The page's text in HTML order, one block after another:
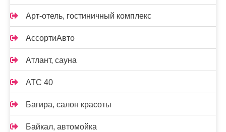
Арт-отель, гостиничный комплекс
АссортиАвто
Атлант, сауна
АТС 40
Багира, салон красоты
Байкал, автомойка